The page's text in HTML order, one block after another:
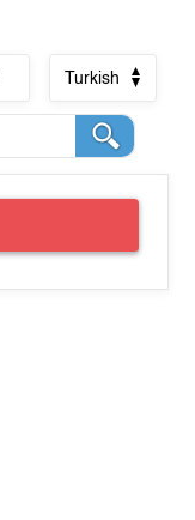
Turkish